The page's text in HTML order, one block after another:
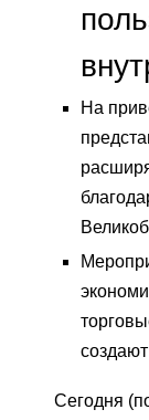
На
Сегодня